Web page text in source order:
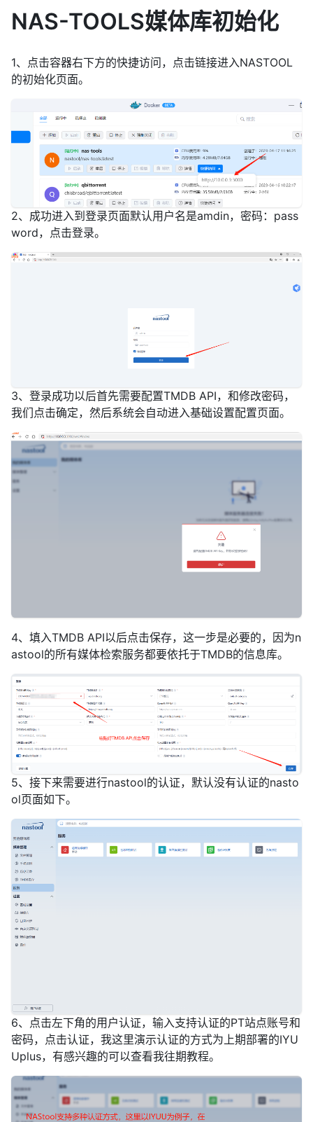
NAS-TOOLS媒体库初始化
1、点击容器右下方的快捷访问，点击链接进入NASTOOL
的初始化页面。
2、成功进入到登录页面默认用户名是amdin，密码：pass
word，点击登录。
3、登录成功以后首先需要配置TMDB API，和修改密码，
我们点击确定，然后系统会自动进入基础设置配置页面。
4、填入TMDB API以后点击保存，这一步是必要的，因为n
astool的所有媒体检索服务都要依托于TMDB的信息库。
5、接下来需要进行nastool的认证，默认没有认证的nasto
ol页面如下。
6、点击左下角的用户认证，输入支持认证的PT站点账号和
密码，点击认证，我这里演示认证的方式为上期部署的IYU
Uplus，有感兴趣的可以查看我往期教程。